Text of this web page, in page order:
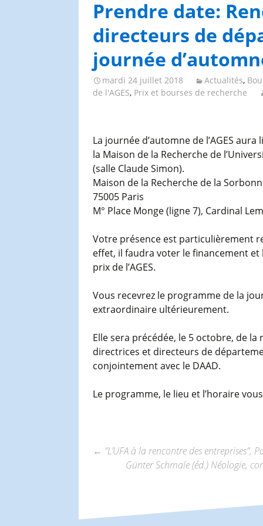
Prendre date:
directeurs de
journée
mardi 24 juillet 2018 Actualités,
de l'AGES, Prix et bourses de recherche
La journée d’automne de l’AGES
la Maison de la Recherche de
(salle Claude Simon).
Maison de la Recherche de la
75005 Paris
M° Place Monge (ligne 7), Cardinal
Votre présence est particulièrement
effet, il faudra voter le financement
prix de l’AGES.
Vous recevrez le programme de la
extraordinaire ultérieurement.
Elle sera précédée, le 5 octobre, de
directrices et directeurs de
conjointement avec le DAAD.
Le programme, le lieu et l’horaire
Navigation
des
← ”L’UFA à la rencontre des
Günter Schmale (éd.) Néologie,